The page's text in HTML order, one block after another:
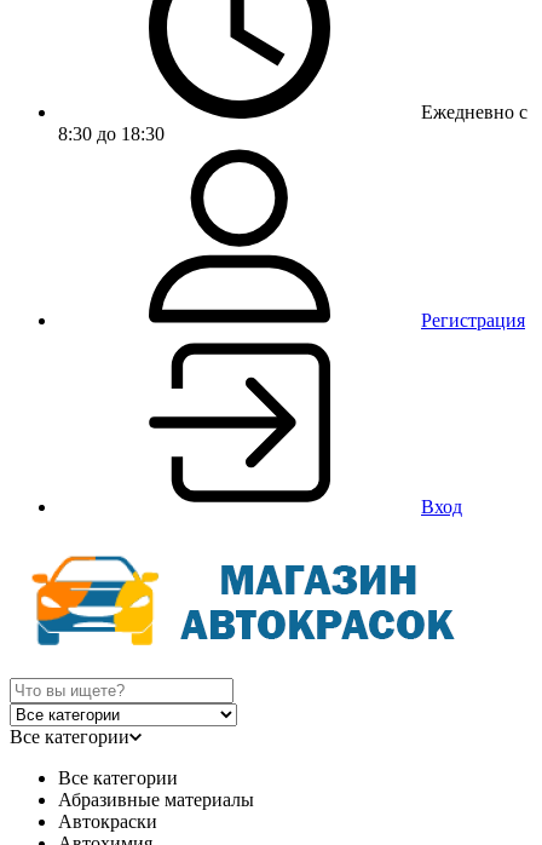
Ежедневно с
8:30 до 18:30
Регистрация
Вход
Все категории
Все категории
Абразивные материалы
Автокраски